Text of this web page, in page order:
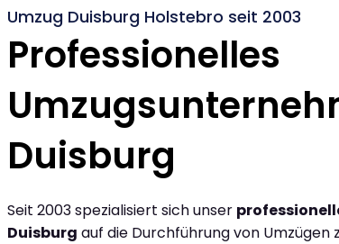
Umzug Duisburg Holstebro seit 2003
Professionelles
Duisburg
Seit 2003 spezialisiert sich unser
Duisburg auf die Durchführung von Umzügen